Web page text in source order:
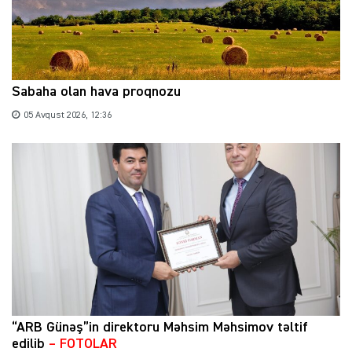
Sabaha olan hava proqnozu
05 Avqust 2026, 12:36
“ARB Günəş”in direktoru Məhsim Məhsimov təltif
edilib – FOTOLAR